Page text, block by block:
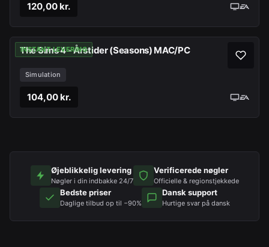
120,00 kr.
INSTANT LEVERING
The Sims 4 - Årstider (Seasons) MAC/PC
Simulation
104,00 kr.
Øjeblikkelig levering
Nøgler i din indbakke 24/7
Verificerede nøgler
Officielle & regionstjekkede
Bedste priser
Daglige tilbud op til −90%
Dansk support
Hurtige svar på dansk